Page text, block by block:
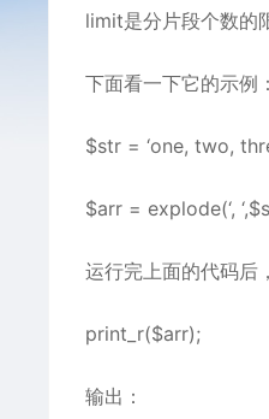
limit是分片段个数的
下面看一下它的示例：
$str = ‘one, two,
$arr = explode(‘,
运行完上面的代码后
print_r($arr);
输出：